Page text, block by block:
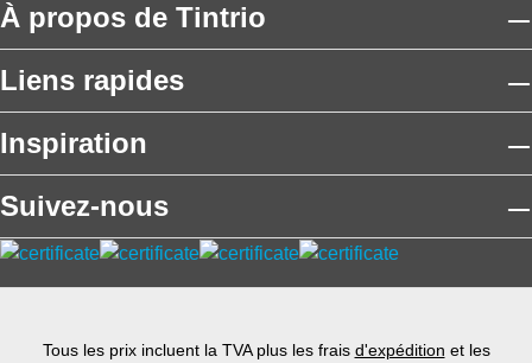
À propos de Tintrio
Liens rapides
Inspiration
Suivez-nous
Tous les prix incluent la TVA plus les frais d'expédition et les